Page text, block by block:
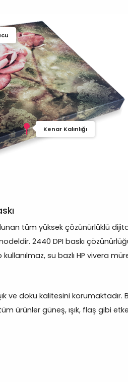
Kenar Kalınlığı
tüm yüksek çözünürlüklü
2440 DPI baskı
su bazlı HP vivera
ve doku kalitesini korumaktadır.
ürünler güneş, ışık, flaş gibi